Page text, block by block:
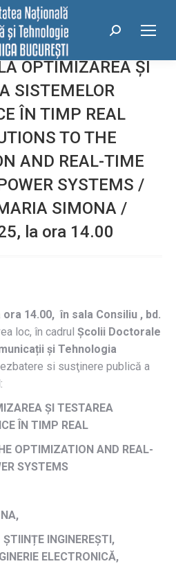
Search:
OPTIMIZAREA ȘI
SISTEMELOR
ÎN TIMP REAL
TO THE
AND REAL-TIME
SYSTEMS /
SIMONA /
la ora 14.00
ora 14.00, în sala Consiliu , bd.
loc, în cadrul Școlii Doctorale
și Tehnologia
si susţinere publică a
ȘI TESTAREA
ÎN TIMP REAL
OPTIMIZATION AND REAL-
SYSTEMS
ȘTIINȚE INGINEREȘTI,
ELECTRONICĂ,